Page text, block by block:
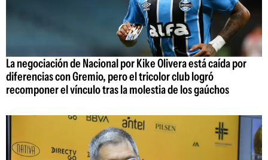
La negociación de Nacional por Kike Olivera está caída por
diferencias con Gremio, pero el tricolor club logró
recomponer el vínculo tras la molestia de los gaúchos